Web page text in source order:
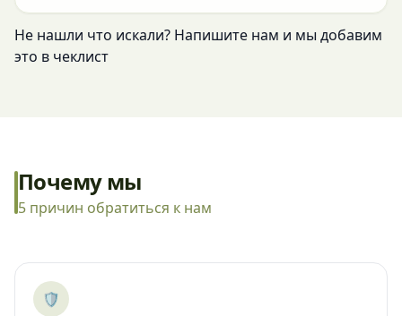
Не нашли что искали? Напишите нам и мы добавим
это в чеклист
Почему мы
5 причин обратиться к нам
🛡️